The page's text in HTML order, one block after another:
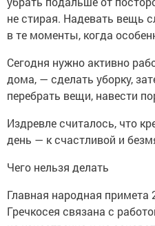
не стирая. Надевать вещь
в те моменты, когда
Сегодня нужно активно
дома, — сделать уборку,
перебрать вещи, навести
Издревле считалось, что
день — к счастливой и
Чего нельзя делать
Главная народная примета
Гречкосея связана с